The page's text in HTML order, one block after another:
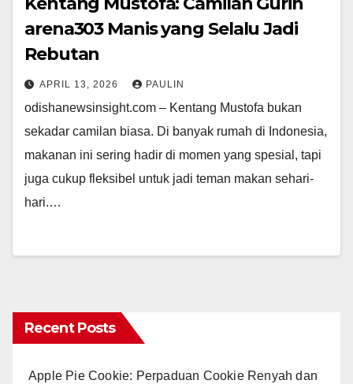
arena303 Manis yang Selalu Jadi
Rebutan
APRIL 13, 2026 PAULIN
odishanewsinsight.com – Kentang Mustofa bukan
sekadar camilan biasa. Di banyak rumah di Indonesia,
makanan ini sering hadir di momen yang spesial, tapi
juga cukup fleksibel untuk jadi teman makan sehari-
hari.…
Recent Posts
Apple Pie Cookie: Perpaduan Cookie Renyah dan